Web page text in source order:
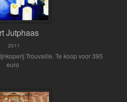
Jutphaas
2011
Trouvaille. Te koop voor 395
euro